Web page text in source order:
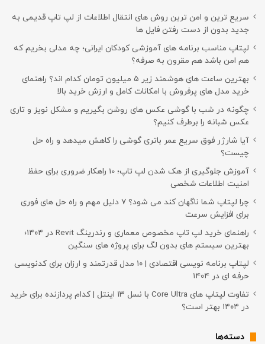
سریع ترین و امن ترین روش های انتقال اطلاعات از لپ تاپ قدیمی به
جدید بدون از دست رفتن فایل ها
لپتاپ مناسب برنامه های آموزشی کودکان ایرانی؛ چه مدلی بخریم که
هم امن باشد هم مقرون به صرفه؟
بهترین ساعت های هوشمند زیر ۵ میلیون تومان کدام اند؟ راهنمای
خرید مدل های پرفروش با امکانات کامل و ارزش خرید بالا
چگونه در شب با گوشی عکس های روشن بگیریم و مشکل نویز و تاری
عکس شبانه را برطرف کنیم؟
آیا شارژر فوق سریع عمر باتری گوشی را کاهش میدهد و راه حل
چیست؟
آموزش جلوگیری از هک شدن لپ تاپ؛ 10 راهکار ضروری برای حفظ
امنیت اطلاعات شخصی
چرا لپتاپ شما ناگهان کند می شود؟ ۷ دلیل مهم و راه حل های فوری
برای افزایش سرعت
راهنمای خرید لپ تاپ مخصوص معماری و رندرینگ Revit در ۱۴۰۴؛
بهترین سیستم های بدون لگ برای پروژه های سنگین
لپتاپ برنامه نویسی اقتصادی | ۱۰ مدل قدرتمند و ارزان برای کدنویسی
حرفه ای در ۱۴۰۴
تفاوت لپتاپ های Core Ultra با نسل ۱۳ اینتل | کدام پردازنده برای خرید
در ۱۴۰۴ بهتر است؟
دسته‌ها